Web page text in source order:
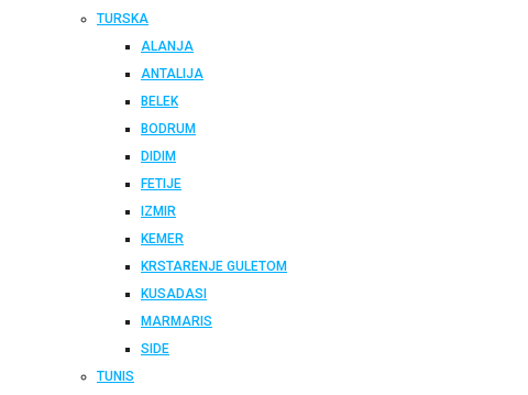
TURSKA
ALANJA
ANTALIJA
BELEK
BODRUM
DIDIM
FETIJE
IZMIR
KEMER
KRSTARENJE GULETOM
KUSADASI
MARMARIS
SIDE
TUNIS